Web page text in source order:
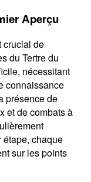
Aperçu
crucial de
du Tertre du
nécessitant
connaissance
présence de
et de combats à
chaque
sur les points